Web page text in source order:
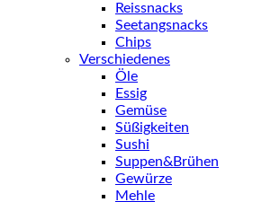
Reissnacks
Seetangsnacks
Chips
Verschiedenes
Öle
Essig
Gemüse
Süßigkeiten
Sushi
Suppen&Brühen
Gewürze
Mehle